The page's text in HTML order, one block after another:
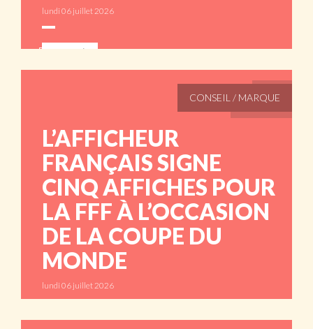
lundi 06 juillet 2026
ABONNÉS
CONSEIL / MARQUE
L’AFFICHEUR
FRANÇAIS SIGNE
CINQ AFFICHES POUR
LA FFF À L’OCCASION
DE LA COUPE DU
MONDE
lundi 06 juillet 2026